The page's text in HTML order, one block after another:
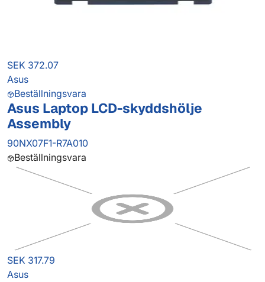
SEK 372.07
Asus
Beställningsvara
Asus Laptop LCD-skyddshölje
Assembly
90NX07F1-R7A010
Beställningsvara
SEK 317.79
Asus